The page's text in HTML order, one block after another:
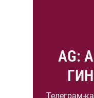
AG:
Телеграм-